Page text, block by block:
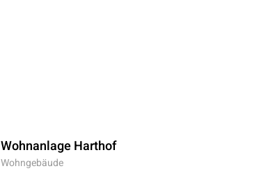
Wohnanlage Harthof
Wohngebäude